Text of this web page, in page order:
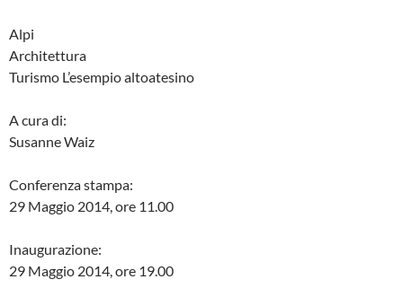
Alpi
Architettura
Turismo L’esempio altoatesino
A cura di:
Susanne Waiz
Conferenza stampa:
29 Maggio 2014, ore 11.00
Inaugurazione:
29 Maggio 2014, ore 19.00